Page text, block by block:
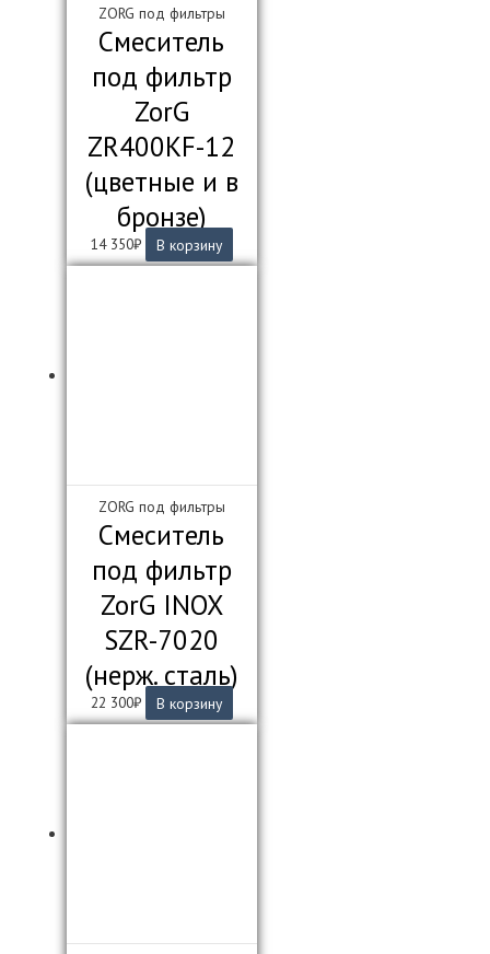
ZORG под фильтры
Смеситель
под фильтр
ZorG
ZR400KF-12
(цветные и в
бронзе)
14 350₽ В корзину
ZORG под фильтры
Смеситель
под фильтр
ZorG INOX
SZR-7020
(нерж. сталь)
22 300₽ В корзину